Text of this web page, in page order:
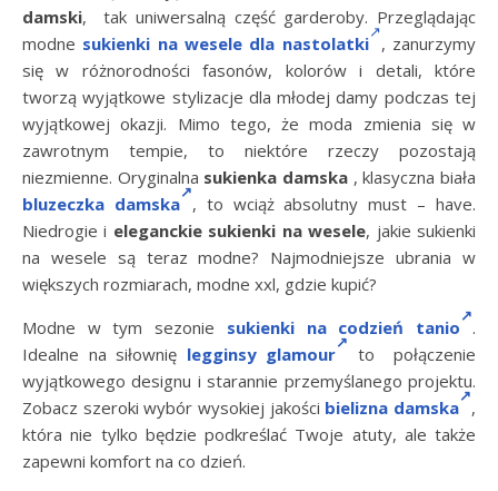
damski, tak uniwersalną część garderoby. Przeglądając
modne sukienki na wesele dla nastolatki
, zanurzymy
się w różnorodności fasonów, kolorów i detali, które
tworzą wyjątkowe stylizacje dla młodej damy podczas tej
wyjątkowej okazji. Mimo tego, że moda zmienia się w
zawrotnym tempie, to niektóre rzeczy pozostają
niezmienne. Oryginalna sukienka damska , klasyczna biała
bluzeczka damska
, to wciąż absolutny must – have.
Niedrogie i eleganckie sukienki na wesele, jakie sukienki
na wesele są teraz modne? Najmodniejsze ubrania w
większych rozmiarach, modne xxl, gdzie kupić?
Modne w tym sezonie sukienki na codzień tanio
.
Idealne na siłownię legginsy glamour
to połączenie
wyjątkowego designu i starannie przemyślanego projektu.
Zobacz szeroki wybór wysokiej jakości bielizna damska ,
która nie tylko będzie podkreślać Twoje atuty, ale także
zapewni komfort na co dzień.